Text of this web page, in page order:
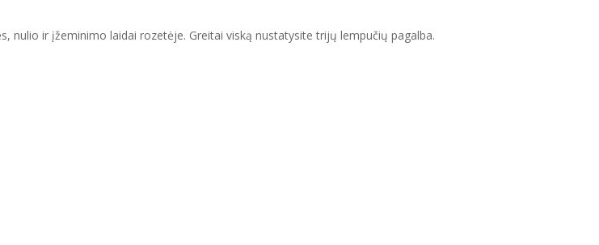
nulio ir įžeminimo laidai rozetėje. Greitai viską nustatysite trijų lempučių pagalba.